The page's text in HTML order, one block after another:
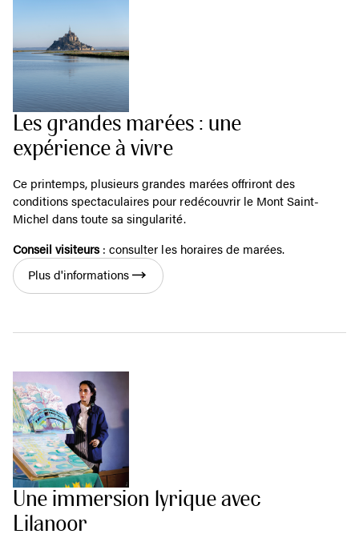
Les grandes marées : une
expérience à vivre
Ce printemps, plusieurs grandes marées offriront des
conditions spectaculaires pour redécouvrir le Mont Saint-
Michel dans toute sa singularité.
Conseil visiteurs: consulter les horaires de marées.
Plus d'informations
Une immersion lyrique avec
Lilanoor